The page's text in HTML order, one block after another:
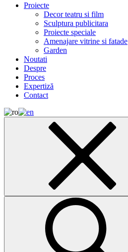
Proiecte
Decor teatru si film
Sculptura publicitara
Proiecte speciale
Amenajare vitrine si fatade
Garden
Noutati
Despre
Proces
Expertiză
Contact